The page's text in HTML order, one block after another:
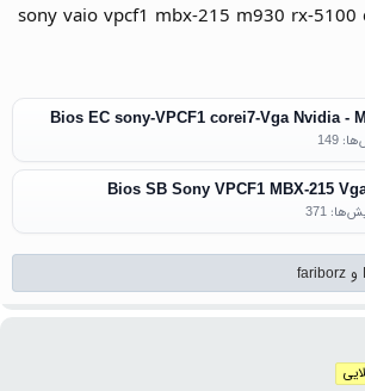
sony vaio vpcf1 mbx-215 m930 rx-
Bios EC sony-VPCF1 corei7-Vga Nvidia -
Bios SB Sony VPCF1 MBX-215
و fariborz